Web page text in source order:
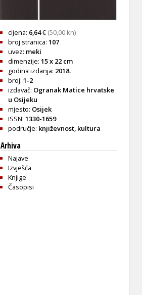
cijena: 6,64€ (50,00 kn)
broj stranica: 107
uvez: meki
dimenzije: 15 x 22 cm
godina izdanja: 2018.
broj: 1-2
izdavač: Ogranak Matice hrvatske
u Osijeku
mjesto: Osijek
ISSN: 1330-1659
područje: književnost, kultura
Arhiva
Najave
Izvješća
Knjige
Časopisi